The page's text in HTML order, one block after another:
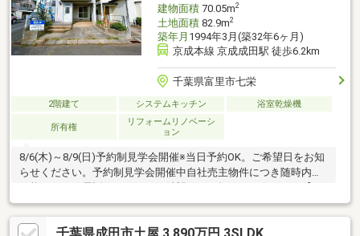
建物面積70.05m2
土地面積82.9m2
築年月 1994年3月(築32年6ヶ月)
京成本線 京成成田駅 徒歩6.2km
千葉県富里市七栄
2階建て システムキッチン 浴室乾燥機
所有権
リフォームリノベーシ
ョン
8/6(木)～8/9(日)予約制見学会開催※当日予約OK。ご希望日をお知
らせください。予約制見学会開催中自社売主物件につき随時内覧
フォーム内容】●標準シロアリ防除工事●外構・外装外壁屋根塗
装、庭木伐採●水回りシステムキッチン交換、ユニットバス交
換、トイレ交換、洗面化粧台交換●内装間取変更、玄関鍵交換、